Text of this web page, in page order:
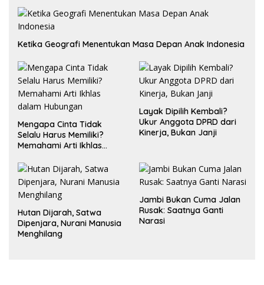
Ketika Geografi Menentukan Masa Depan Anak Indonesia
Mengapa Cinta Tidak
Selalu Harus Memiliki?
Memahami Arti Ikhlas
Layak Dipilih Kembali?
Ukur Anggota DPRD dari
Kinerja, Bukan Janji
Hutan Dijarah, Satwa
Dipenjara, Nurani Manusia
Menghilang
Jambi Bukan Cuma Jalan
Rusak: Saatnya Ganti
Narasi